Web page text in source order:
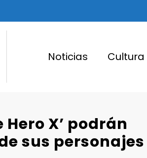
Noticias Cultura
Hero X’ podrán
sus personajes